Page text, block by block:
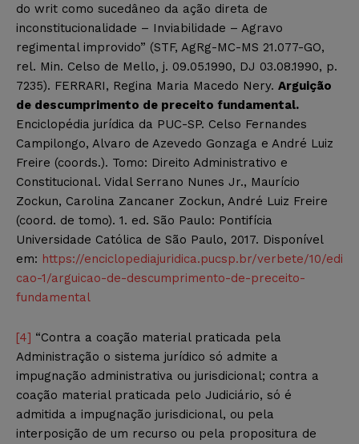
do writ como sucedâneo da ação direta de
inconstitucionalidade – Inviabilidade – Agravo
regimental improvido” (STF, AgRg-MC-MS 21.077-GO,
rel. Min. Celso de Mello, j. 09.05.1990, DJ 03.08.1990, p.
7235). FERRARI, Regina Maria Macedo Nery. Arguição
de descumprimento de preceito fundamental.
Enciclopédia jurídica da PUC-SP. Celso Fernandes
Campilongo, Alvaro de Azevedo Gonzaga e André Luiz
Freire (coords.). Tomo: Direito Administrativo e
Constitucional. Vidal Serrano Nunes Jr., Maurício
Zockun, Carolina Zancaner Zockun, André Luiz Freire
(coord. de tomo). 1. ed. São Paulo: Pontifícia
Universidade Católica de São Paulo, 2017. Disponível
em: https://enciclopediajuridica.pucsp.br/verbete/10/edi
cao-1/arguicao-de-descumprimento-de-preceito-
fundamental
[4] “Contra a coação material praticada pela
Administração o sistema jurídico só admite a
impugnação administrativa ou jurisdicional; contra a
coação material praticada pelo Judiciário, só é
admitida a impugnação jurisdicional, ou pela
interposição de um recurso ou pela propositura de